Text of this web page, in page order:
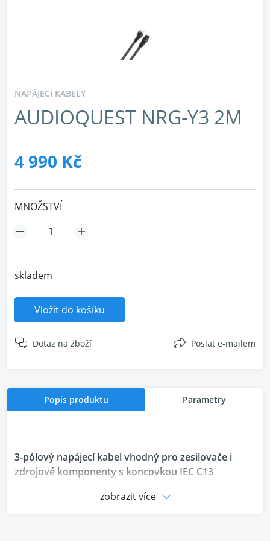
NAPÁJECÍ KABELY
AUDIOQUEST NRG-Y3 2M
4 990 Kč
MNOŽSTVÍ
skladem
Vložit do košíku
Dotaz na zboží Poslat e-mailem
Popis produktu Parametry
3-pólový napájecí kabel vhodný pro zesilovače i
zdrojové komponenty s koncovkou IEC C13
zobrazit více